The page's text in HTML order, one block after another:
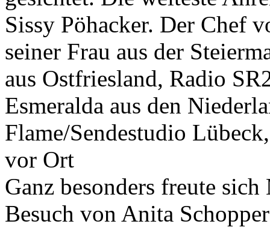
Sissy Pöhacker. Der Chef
seiner Frau aus der
aus Ostfriesland, Radio
Esmeralda aus den
Flame/Sendestudio
vor Ort
Ganz besonders freute
Besuch von Anita